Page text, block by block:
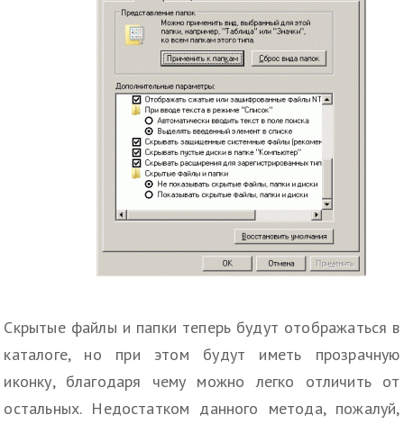
Скрытые файлы и папки теперь будут отображаться в
каталоге, но при этом будут иметь прозрачную
иконку, благодаря чему можно легко отличить от
остальных. Недостатком данного метода, пожалуй,